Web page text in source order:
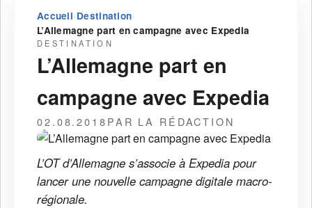
Accueil›Destination›
L’Allemagne part en campagne avec Expedia
DESTINATION
L’Allemagne part en
campagne avec Expedia
02.08.2018PAR LA RÉDACTION
L’OT d’Allemagne s’associe à Expedia pour
lancer une nouvelle campagne digitale macro-
régionale.